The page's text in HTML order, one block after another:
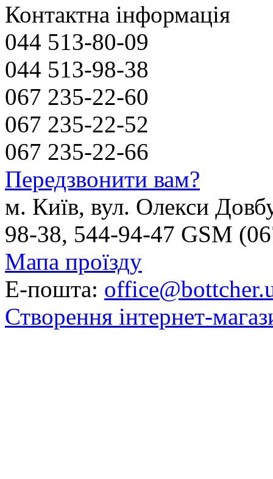
Контактна інформація
044 513-80-09
044 513-98-38
067 235-22-60
067 235-22-52
067 235-22-66
Передзвонити вам?
м. Київ, вул. Олекси
98-38, 544-94-47 GSM
Мапа проїзду
Е-пошта:
Створення інтернет-